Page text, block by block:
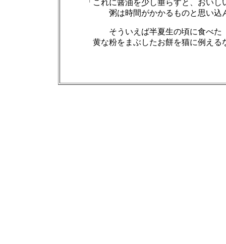
「これに醤油を少し垂らすと、おいし
粥は時間がかかるものと思い込
そういえば半夏生の頃に食べ
黄な粉を まぶしたお餅を猫に例え